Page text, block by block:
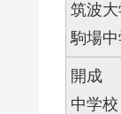
筑波
駒場
開成
中学校